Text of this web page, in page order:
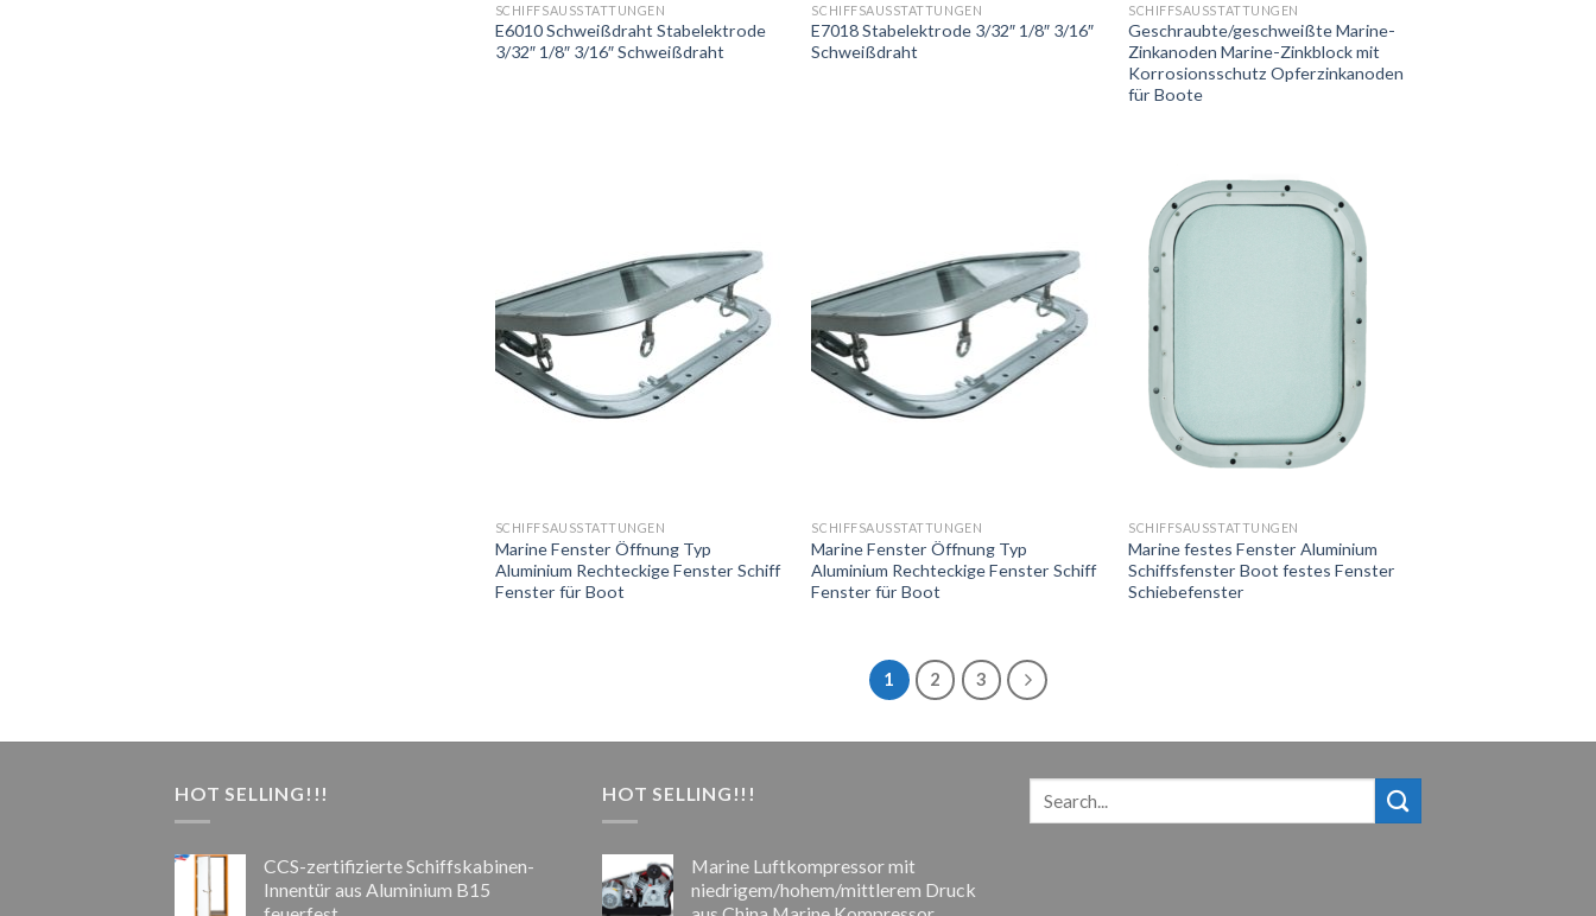
SCHIFFSAUSSTATTUNGEN
E6010 Schweißdraht Stabelektrode
3/32″ 1/8″ 3/16″ Schweißdraht
SCHIFFSAUSSTATTUNGEN
E7018 Stabelektrode 3/32″ 1/8″ 3/16″
Schweißdraht
SCHIFFSAUSSTATTUNGEN
Geschraubte/geschweißte Marine-
Zinkanoden Marine-Zinkblock mit
Korrosionsschutz Opferzinkanoden
für Boote
SCHIFFSAUSSTATTUNGEN
Marine Fenster Öffnung Typ
Aluminium Rechteckige Fenster Schiff
Fenster für Boot
SCHIFFSAUSSTATTUNGEN
Marine Fenster Öffnung Typ
Aluminium Rechteckige Fenster Schiff
Fenster für Boot
SCHIFFSAUSSTATTUNGEN
Marine festes Fenster Aluminium
Schiffsfenster Boot festes Fenster
Schiebefenster
1 2 3
HOT SELLING!!!
CCS-zertifizierte Schiffskabinen-
Innentür aus Aluminium B15
HOT SELLING!!!
Marine Luftkompressor mit
niedrigem/hohem/mittlerem Druck